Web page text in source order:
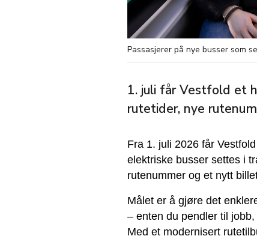
Passasjerer på nye busser som
1. juli får Vestfold et
rutetider, nye
Fra 1. juli 2026 får
elektriske busser settes i
rutenummer og et nytt
Målet er å gjøre det
– enten du pendler til
Med et modernisert